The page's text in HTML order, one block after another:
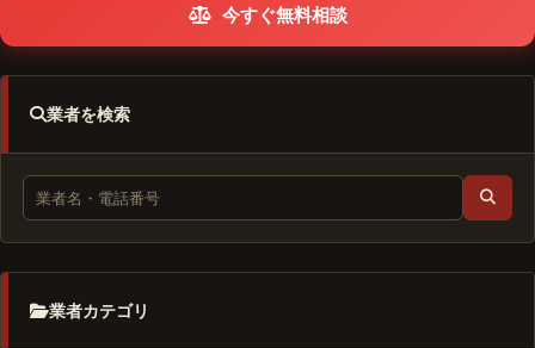
今すぐ無料相談
業者を検索
業者カテゴリ